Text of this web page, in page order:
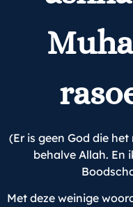
(Er is geen God die
behalve Allah. En
Met deze weinige